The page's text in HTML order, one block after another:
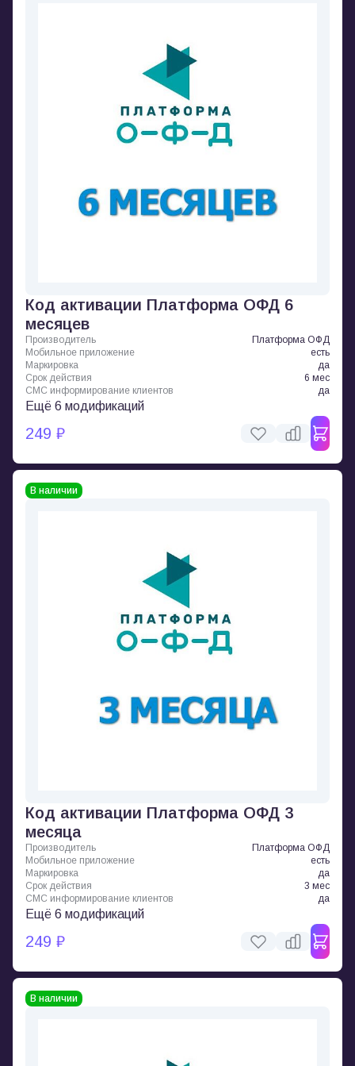
Код активации Платформа ОФД 6
месяцев
Производитель
Платформа ОФД
Мобильное приложение
есть
Маркировка
да
Срок действия
6 мес
СМС информирование клиентов
да
Ещё 6 модификаций
249 ₽
В наличии
Код активации Платформа ОФД 3
месяца
Производитель
Платформа ОФД
Мобильное приложение
есть
Маркировка
да
Срок действия
3 мес
СМС информирование клиентов
да
Ещё 6 модификаций
249 ₽
В наличии